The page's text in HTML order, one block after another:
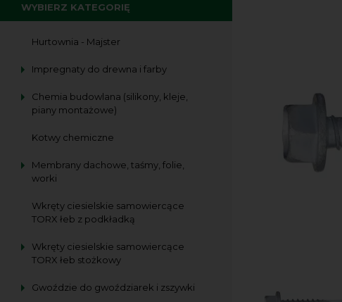
WYBIERZ KATEGORIĘ
Hurtownia - Majster
Impregnaty do drewna i farby
Chemia budowlana (silikony, kleje,
piany montażowe)
Kotwy chemiczne
Membrany dachowe, taśmy, folie,
worki
Wkręty ciesielskie samowiercące
TORX łeb z podkładką
Wkręty ciesielskie samowiercące
TORX łeb stożkowy
Gwoździe do gwoździarek i zszywki